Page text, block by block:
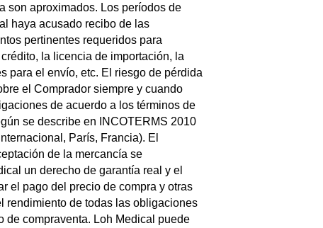
son aproximados. Los períodos de
haya acusado recibo de las
pertinentes requeridos para
la licencia de importación, la
para el envío, etc. El riesgo de pérdida
el Comprador siempre y cuando
de acuerdo a los términos de
se describe en INCOTERMS 2010
París, Francia). El
de la mercancía se
un derecho de garantía real y el
el pago del precio de compra y otras
rendimiento de todas las obligaciones
de compraventa. Loh Medical puede